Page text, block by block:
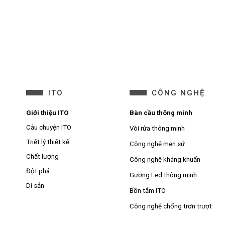
ITO
Giới thiệu ITO
Câu chuyện ITO
Triết lý thiết kế
Chất lượng
Đột phá
Di sản
CÔNG NGHỆ
Bàn cầu thông minh
Vòi rửa thông minh
Công nghệ men sứ
Công nghệ kháng khuẩn
Gương Led thông minh
Bồn tắm ITO
Công nghệ chống trơn trượt